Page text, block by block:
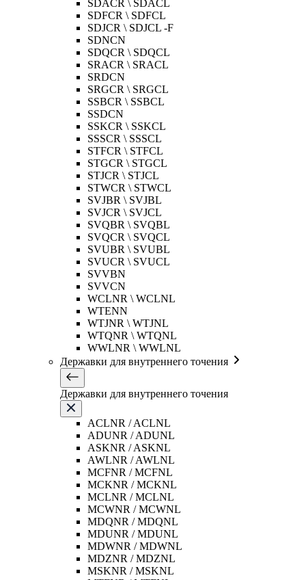
SDACR \ SDACL
SDFCR \ SDFCL
SDJCR \ SDJCL -F
SDNCN
SDQCR \ SDQCL
SRACR \ SRACL
SRDCN
SRGCR \ SRGCL
SSBCR \ SSBCL
SSDCN
SSKCR \ SSKCL
SSSCR \ SSSCL
STFCR \ STFCL
STGCR \ STGCL
STJCR \ STJCL
STWCR \ STWCL
SVJBR \ SVJBL
SVJCR \ SVJCL
SVQBR \ SVQBL
SVQCR \ SVQCL
SVUBR \ SVUBL
SVUCR \ SVUCL
SVVBN
SVVCN
WCLNR \ WCLNL
WTENN
WTJNR \ WTJNL
WTQNR \ WTQNL
WWLNR \ WWLNL
Державки для внутреннего точения
Державки для внутреннего точения
ACLNR / ACLNL
ADUNR / ADUNL
ASKNR / ASKNL
AWLNR / AWLNL
MCFNR / MCFNL
MCKNR / MCKNL
MCLNR / MCLNL
MCWNR / MCWNL
MDQNR / MDQNL
MDUNR / MDUNL
MDWNR / MDWNL
MDZNR / MDZNL
MSKNR / MSKNL